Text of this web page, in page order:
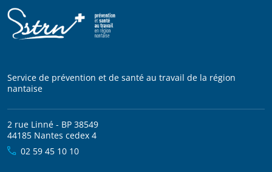
Service de prévention et de santé au travail de la région
nantaise
2 rue Linné - BP 38549
44185 Nantes cedex 4
02 59 45 10 10